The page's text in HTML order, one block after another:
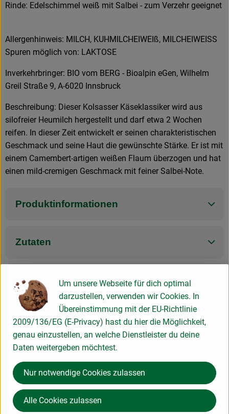
Rinde: Edelschimmel weiß mit Salbei - zum Verzehr geeignet
Allergenhinweis: MILCH, KUHMILCHEIWEIß, MILCHEIWEISS
Spuren möglich von: LAKTOSE
Inverkehrbringer: BIO vom BERG - Bioalpin eGen, Wilhelm
Greil Straße 9, A-6020 Innsbruck
Beschreibung: Dieser Kolsasser Käseklassiker wird aus
silofreier Heumilch hergestellt und darf etwa 2 Wochen
reifen. In dieser Zeit entwickelt er seinen charakteristischen
Geschmack und seine Haut die gewünschte Stärke. Er ist mit
einem Camembert-artigen weißen Flaum überzogen und hat
einen mild-cremigen Geschmack mit feiner Salbei-Note.
Produktinformationen
Zutaten
Produktdatenblatt
Herkunft
Hersteller: MIL
Österreich
BIOvomBERG
Um unsere Webseite für dich optimal
darzustellen, verwenden wir Cookies. In
Übereinstimmung mit der EU-Richtlinie
2009/136/EG (E-Privacy) hast du hier die Möglichkeit,
genau einzustellen, an welche Dienstleister du deine
Daten weitergeben möchtest.
Nur notwendige Cookies zulassen
Alle Cookies zulassen